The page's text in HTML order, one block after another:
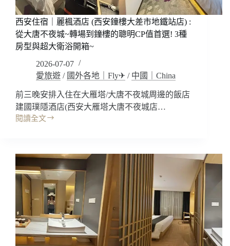
證
首
發
族
免
坑
秘
笈!
必
項
嚀，
出
國
旅
西安住宿｜麗楓酒店 (西安鐘樓大差市地鐵站店) :
從大唐不夜城~轉場到鐘樓的聰明CP值首選! 3種
房型與超大衛浴開箱~
2026-07-07
愛旅遊 / 國外各地｜Fly✈ / 中國｜China
前三晚安排入住在大雁塔/大唐不夜城周邊的飯店
建國璞隱酒店(西安大雁塔大唐不夜城店…
閱讀全文
西
宿
｜
麗
(西
安
鐘